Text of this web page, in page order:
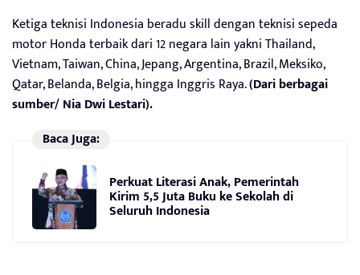
Ketiga teknisi Indonesia beradu skill dengan teknisi sepeda
motor Honda terbaik dari 12 negara lain yakni Thailand,
Vietnam, Taiwan, China, Jepang, Argentina, Brazil, Meksiko,
Qatar, Belanda, Belgia, hingga Inggris Raya.(Dari berbagai
sumber/ Nia Dwi Lestari).
Baca Juga:
Perkuat Literasi Anak, Pemerintah
Kirim 5,5 Juta Buku ke Sekolah di
Seluruh Indonesia